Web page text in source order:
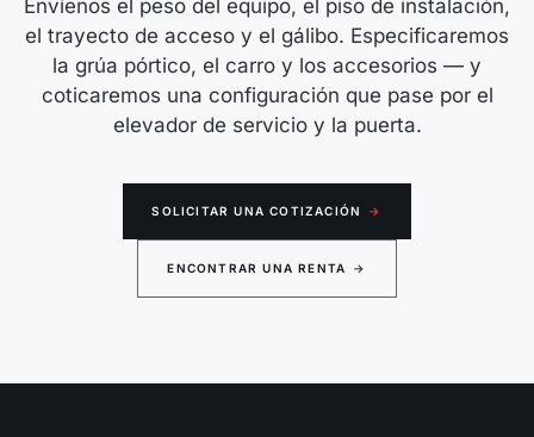
Envíenos el peso del equipo, el piso de instalación,
el trayecto de acceso y el gálibo. Especificaremos
la grúa pórtico, el carro y los accesorios — y
coticaremos una configuración que pase por el
elevador de servicio y la puerta.
SOLICITAR UNA COTIZACIÓN →
ENCONTRAR UNA RENTA →